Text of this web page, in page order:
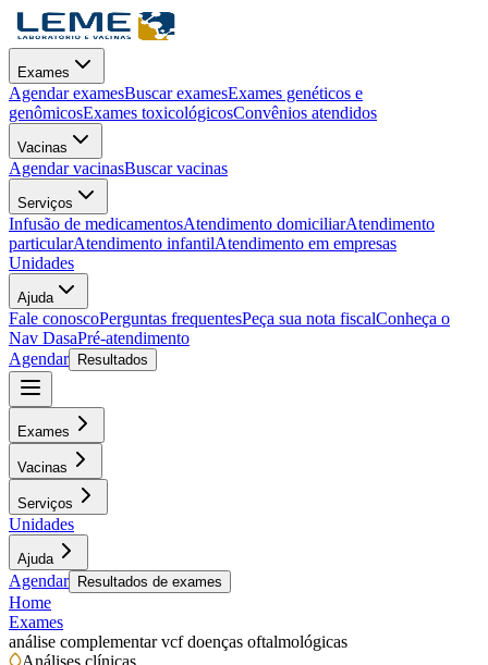
Exames
Agendar examesBuscar examesExames genéticos e
genômicosExames toxicológicosConvênios atendidos
Vacinas
Agendar vacinasBuscar vacinas
Serviços
Infusão de medicamentosAtendimento domiciliarAtendimento
particularAtendimento infantilAtendimento em empresas
Unidades
Ajuda
Fale conoscoPerguntas frequentesPeça sua nota fiscalConheça o
Nav DasaPré-atendimento
Agendar
Resultados
Exames
Vacinas
Serviços
Unidades
Ajuda
Agendar Resultados de exames
Home
Exames
análise complementar vcf doenças oftalmológicas
Análises clínicas